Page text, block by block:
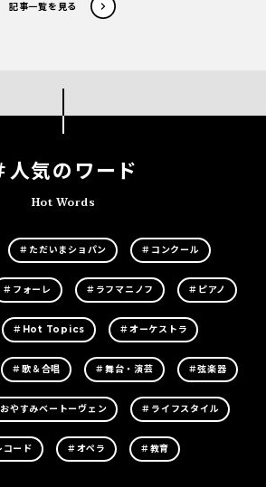
記事一覧を見る
人気のワード
Hot Words
＃ただいまショパン ＃コンクール
＃フォーレ ＃ラフマニノフ ＃ピアノ
＃Hot Topics ＃オーケストラ
＃歌＆合唱 ＃舞台・演芸 ＃弦楽器
やすみベートーヴェン ＃ライフスタイル
ード ＃オペラ ＃教育